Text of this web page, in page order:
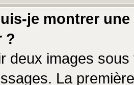
je montrer
?
deux images
La